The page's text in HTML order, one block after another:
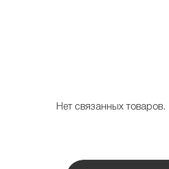
Нет связанных товаров.